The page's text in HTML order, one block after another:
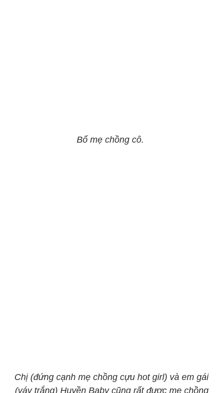
Bố mẹ chồng cô.
Chị (đứng cạnh mẹ chồng cựu hot girl) và em gái
(váy trắng) Huyền Baby cũng rất được mẹ chồng